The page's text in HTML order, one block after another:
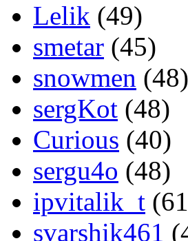
Lelik (49)
smetar (45)
snowmen (48)
sergKot (48)
Curious (40)
sergu4o (48)
ipvitalik_t
svarshik461